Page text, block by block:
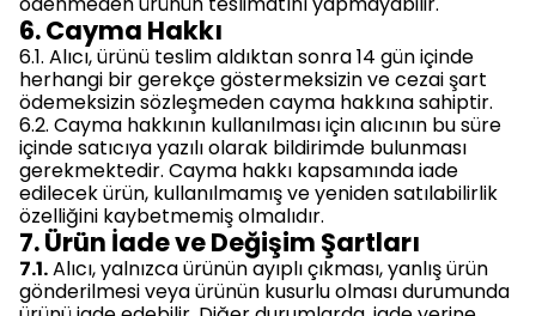
6. Cayma Hakkı
6.1. Alıcı, ürünü teslim aldıktan sonra 14 gün içinde
herhangi bir gerekçe göstermeksizin ve cezai şart
ödemeksizin sözleşmeden cayma hakkına sahiptir.
6.2. Cayma hakkının kullanılması için alıcının bu süre
içinde satıcıya yazılı olarak bildirimde bulunması
gerekmektedir. Cayma hakkı kapsamında iade
edilecek ürün, kullanılmamış ve yeniden satılabilirlik
özelliğini kaybetmemiş olmalıdır.
7. Ürün İade ve Değişim Şartları
7.1.Alıcı, yalnızca ürünün ayıplı çıkması, yanlış ürün
gönderilmesi veya ürünün kusurlu olması durumunda